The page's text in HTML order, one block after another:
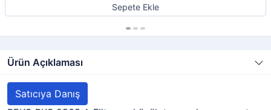
Sepete Ekle
Ürün Açıklaması
Satıcıya Danış